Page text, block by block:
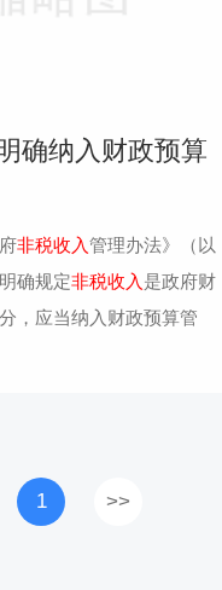
确纳入财政预算
非税收入管理办法》（以
确规定非税收入是政府财
，应当纳入财政预算管
1 >>